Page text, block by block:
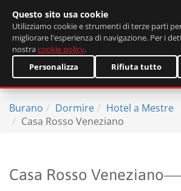
Burano Dormire
Hotel a Mestre
Casa Rosso Veneziano
Casa Rosso Veneziano
Questo sito usa cookie
Utilizziamo cookie e strumenti di terze parti
migliorare l'esperienza di navigazione. Per i
nostracookie policy.
Personalizza
Rifiuta tutto